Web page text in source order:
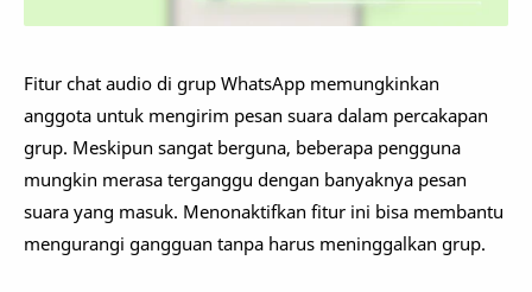
Fitur chat audio di grup WhatsApp memungkinkan
anggota untuk mengirim pesan suara dalam percakapan
grup. Meskipun sangat berguna, beberapa pengguna
mungkin merasa terganggu dengan banyaknya pesan
suara yang masuk. Menonaktifkan fitur ini bisa membantu
mengurangi gangguan tanpa harus meninggalkan grup.